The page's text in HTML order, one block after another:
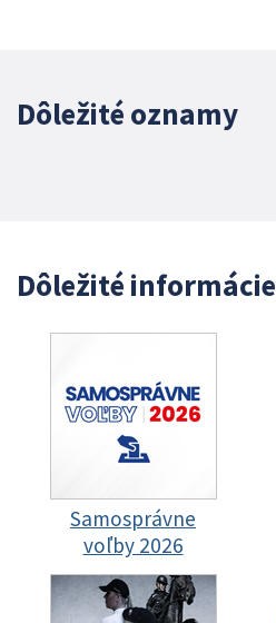
Dôležité oznamy
Dôležité informácie
Samosprávne
voľby 2026